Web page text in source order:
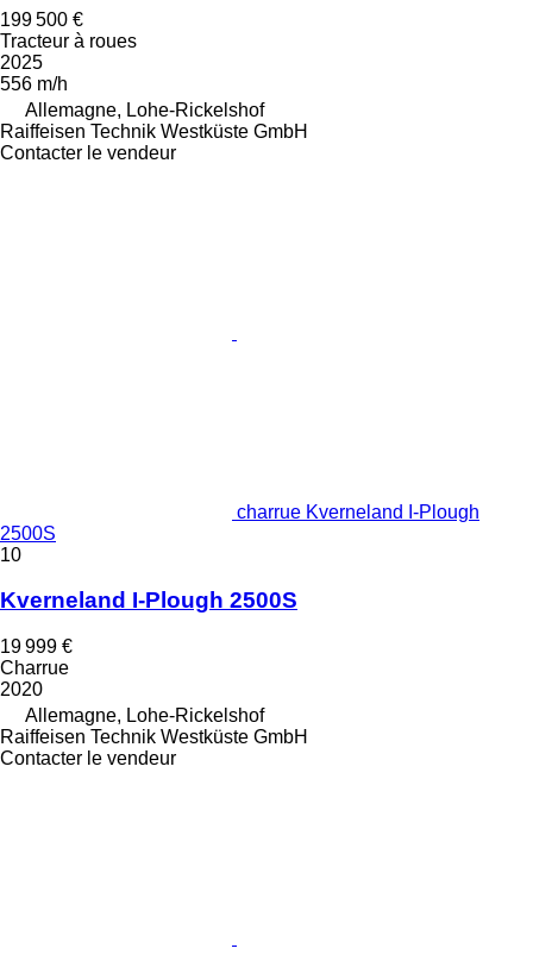
199 500 €
Tracteur à roues
2025
556 m/h
Allemagne, Lohe-Rickelshof
Raiffeisen Technik Westküste GmbH
Contacter le vendeur
charrue Kverneland I-Plough
2500S
10
Kverneland I-Plough 2500S
19 999 €
Charrue
2020
Allemagne, Lohe-Rickelshof
Raiffeisen Technik Westküste GmbH
Contacter le vendeur